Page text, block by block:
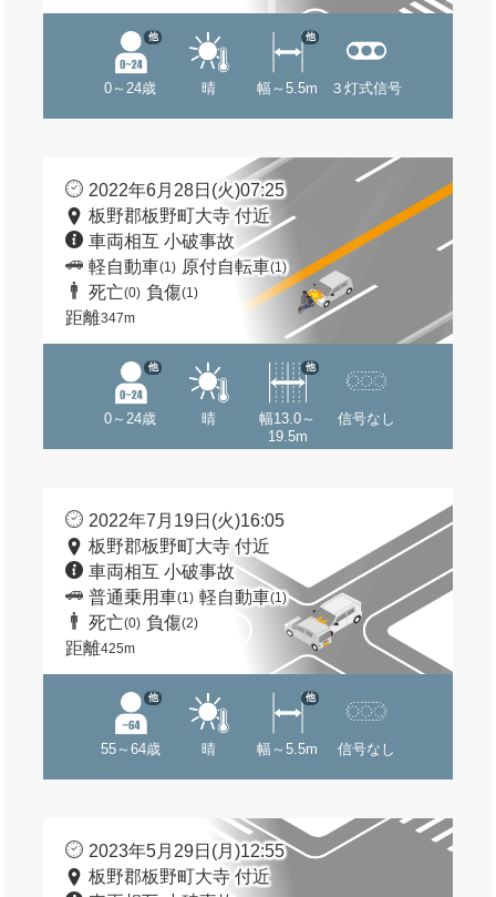
0～24歳
他
晴 幅～5.5m
他
３灯式信号
2022年6月28日(火)07:25
板野郡板野町大寺 付近
車両相互 小破事故
軽自動車(1) 原付自転車(1)
死亡(0) 負傷(1)
距離347m
0～24歳
他
晴
幅13.0～
19.5m
他
信号なし
2022年7月19日(火)16:05
板野郡板野町大寺 付近
車両相互 小破事故
普通乗用車(1) 軽自動車(1)
死亡(0) 負傷(2)
距離425m
55～64歳
他
晴 幅～5.5m
他
信号なし
2023年5月29日(月)12:55
板野郡板野町大寺 付近